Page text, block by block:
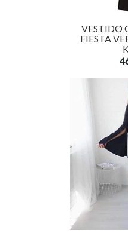
VESTIDO
FIESTA